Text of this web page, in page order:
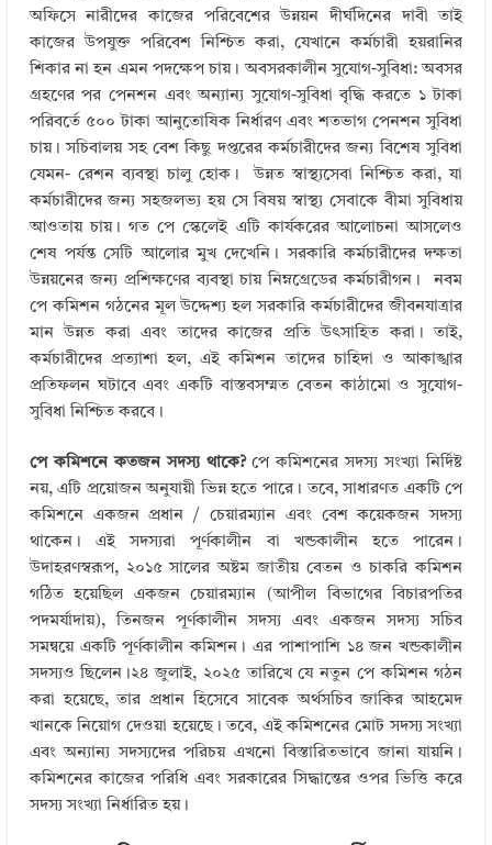
অফিসে নারীদের কাজের পরিবেশের উন্নয়ন দীর্ঘদিনের দাবী তাই
কাজের উপযুক্ত পরিবেশ নিশ্চিত করা, যেখানে কর্মচারী হয়রানির
শিকার না হন এমন পদক্ষেপ চায়। অবসরকালীন সুযোগ-সুবিধা: অবসর
গ্রহণের পর পেনশন এবং অন্যান্য সুযোগ-সুবিধা বৃদ্ধি করতে ১ টাকা
পরিবর্তে ৫০০ টাকা আনুতোষিক নির্ধারণ এবং শতভাগ পেনশন সুবিধা
চায়। সচিবালয় সহ বেশ কিছু দপ্তরের কর্মচারীদের জন্য বিশেষ সুবিধা
যেমন- রেশন ব্যবস্থা চালু হোক। উন্নত স্বাস্থ্যসেবা নিশ্চিত করা, যা
কর্মচারীদের জন্য সহজলভ্য হয় সে বিষয় স্বাস্থ্য সেবাকে বীমা সুবিধায়
আওতায় চায়। গত পে স্কেলেই এটি কার্যকরের আলোচনা আসলেও
শেষ পর্যন্ত সেটি আলোর মুখ দেখেনি। সরকারি কর্মচারীদের দক্ষতা
উন্নয়নের জন্য প্রশিক্ষণের ব্যবস্থা চায় নিম্নগ্রেডের কর্মচারীগন। নবম
পে কমিশন গঠনের মূল উদ্দেশ্য হল সরকারি কর্মচারীদের জীবনযাত্রার
মান উন্নত করা এবং তাদের কাজের প্রতি উৎসাহিত করা। তাই,
কর্মচারীদের প্রত্যাশা হল, এই কমিশন তাদের চাহিদা ও আকাঙ্খার
প্রতিফলন ঘটাবে এবং একটি বাস্তবসম্মত বেতন কাঠামো ও সুযোগ-
সুবিধা নিশ্চিত করবে।
পে কমিশনে কতজন সদস্য থাকে?পে কমিশনের সদস্য সংখ্যা নির্দিষ্ট
নয়, এটি প্রয়োজন অনুযায়ী ভিন্ন হতে পারে। তবে, সাধারণত একটি পে
কমিশনে একজন প্রধান / চেয়ারম্যান এবং বেশ কয়েকজন সদস্য
থাকেন। এই সদস্যরা পূর্ণকালীন বা খন্ডকালীন হতে পারেন।
উদাহরণস্বরূপ, ২০১৫ সালের অষ্টম জাতীয় বেতন ও চাকরি কমিশন
গঠিত হয়েছিল একজন চেয়ারম্যান (আপীল বিভাগের বিচারপতির
পদমর্যাদায়), তিনজন পূর্ণকালীন সদস্য এবং একজন সদস্য সচিব
সমন্বয়ে একটি পূর্ণকালীন কমিশন। এর পাশাপাশি ১৪ জন খন্ডকালীন
সদস্যও ছিলেন।২৪ জুলাই, ২০২৫ তারিখে যে নতুন পে কমিশন গঠন
করা হয়েছে, তার প্রধান হিসেবে সাবেক অর্থসচিব জাকির আহমেদ
খানকে নিয়োগ দেওয়া হয়েছে। তবে, এই কমিশনের মোট সদস্য সংখ্যা
এবং অন্যান্য সদস্যদের পরিচয় এখনো বিস্তারিতভাবে জানা যায়নি।
কমিশনের কাজের পরিধি এবং সরকারের সিদ্ধান্তের ওপর ভিত্তি করে
সদস্য সংখ্যা নির্ধারিত হয়।